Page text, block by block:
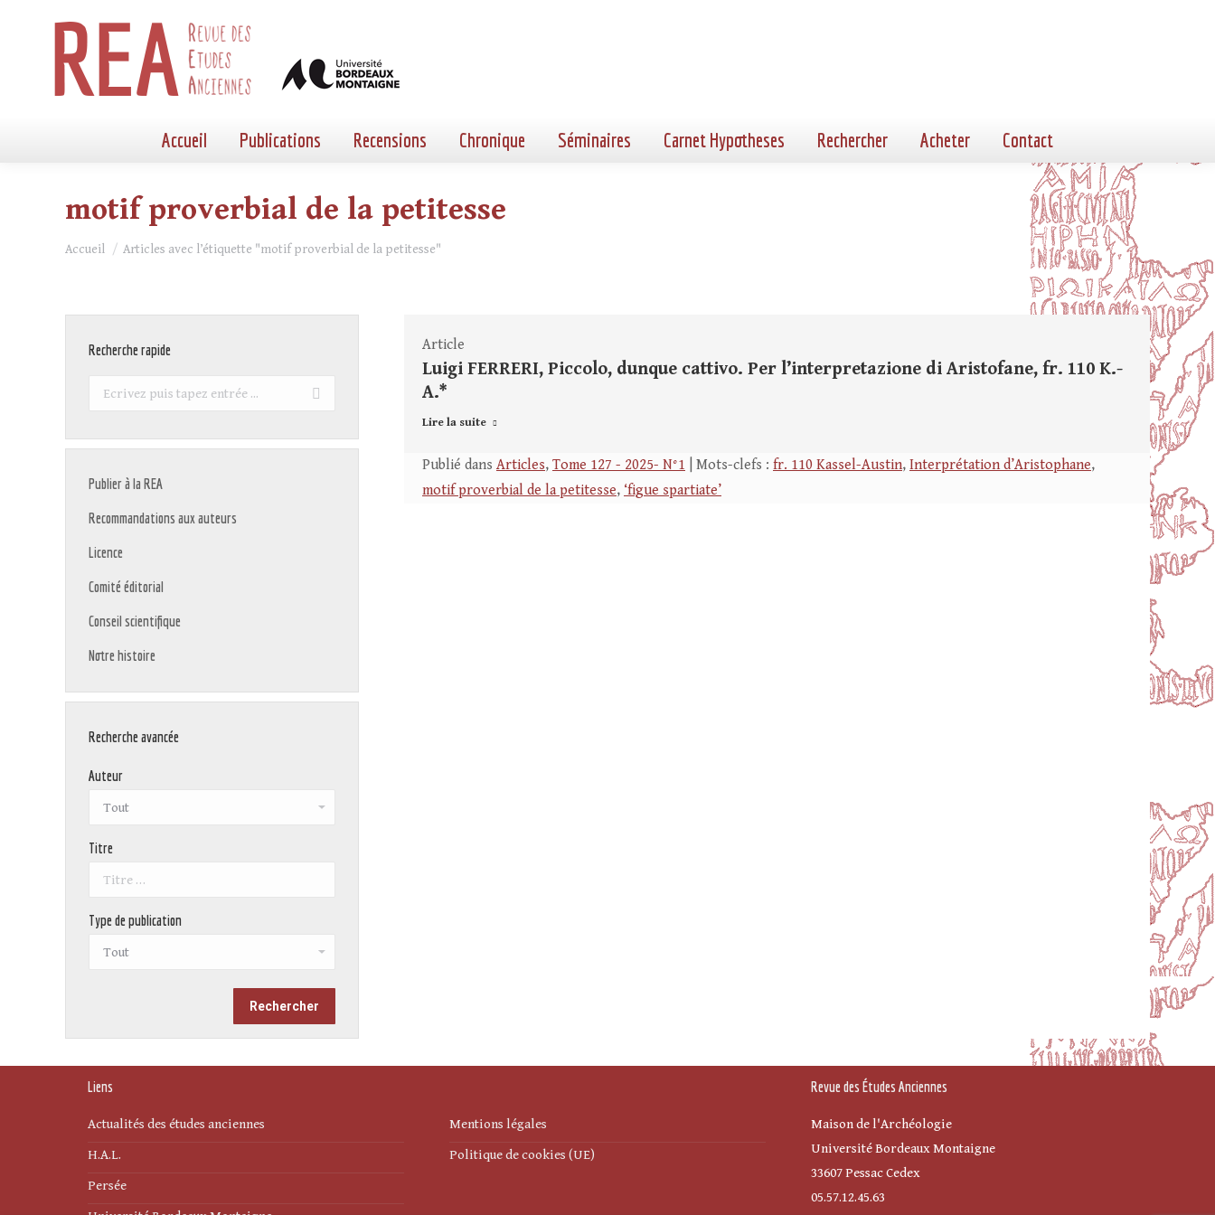
Accueil Publications Recensions Chronique Séminaires Carnet Hypotheses Rechercher Acheter Contact
motif proverbial de la petitesse
Vous êtes ici :
Accueil Articles avec l’étiquette "motif proverbial de la petitesse"
Article
Luigi FERRERI, Piccolo, dunque cattivo. Per l’interpretazione di Aristofane, fr. 110 K.-
A.*
Lire la suite
Publié dans Articles, Tome 127 - 2025- N°1 | Mots-clefs : fr. 110 Kassel-Austin, Interprétation d’Aristophane,
motif proverbial de la petitesse, ‘figue spartiate’
Recherche rapide
Recherche
Publier à la REA
Recommandations aux auteurs
Licence
Comité éditorial
Conseil scientifique
Notre histoire
Recherche avancée
Auteur
Titre
Type de publication
Liens
Actualités des études anciennes
H.A.L.
Persée
Mentions légales
Politique de cookies (UE)
Revue des Études Anciennes
Maison de l'Archéologie
Université Bordeaux Montaigne
33607 Pessac Cedex
05.57.12.45.63